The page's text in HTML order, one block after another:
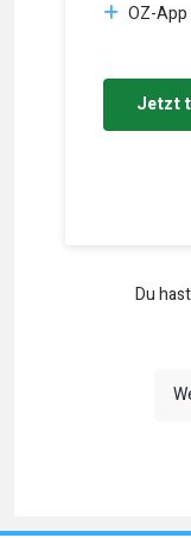
OZ-
Jetzt
Du